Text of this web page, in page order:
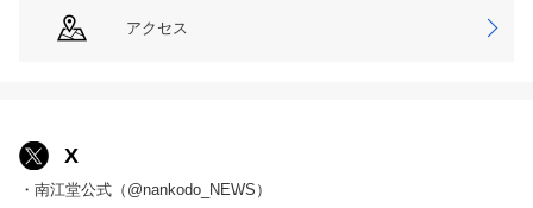
アクセス
X
・南江堂公式（@nankodo_NEWS）